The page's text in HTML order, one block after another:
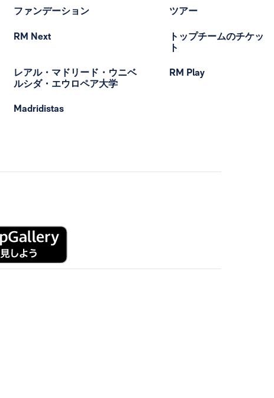
ファンデーション
RM Next
レアル・マドリード・ウニベ
ルシダ・エウロペア大学
Madridistas
ツアー
トップチームのチケッ
ト
RM Play